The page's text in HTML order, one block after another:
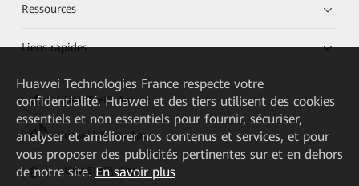
Ressources
Liens rapides
HUAWEI eKit App
Huawei HiKnow App
HUAWEI eFly App
Huawei Technologies France respecte votre
confidentialité. Huawei et des tiers utilisent des cookies
essentiels et non essentiels pour fournir, sécuriser,
analyser et améliorer nos contenus et services, et pour
vous proposer des publicités pertinentes sur et en dehors
de notre site. En savoir plus